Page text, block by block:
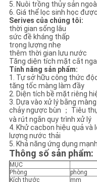
5. Nuôi trồng thủy sản
6. Giá thể lọc sinh học
Serives của chúng tôi:
thời gian sống lâu
sức đề kháng thấp
trọng lượng nhẹ
thêm thời gian lưu nước
Tăng diện tích mặt cắt
Tính năng sản phẩm:
1. Tự sở hữu công thức
tăng tốc màng làm đầy
2. Diện tích bề mặt riêng
3. Dựa vào xử lý bằng
chảy ngược bùn ； Tiêu
và rút ngắn quy trình xử lý
4. Khử cacbon hiệu quả
lượng nước thải
5. Khả năng ứng dụng
Thông số sản phẩm:
MỤC
Phòng
phòng
Kích thước
mm